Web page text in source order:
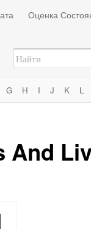
Оценка
G H I J K L
And